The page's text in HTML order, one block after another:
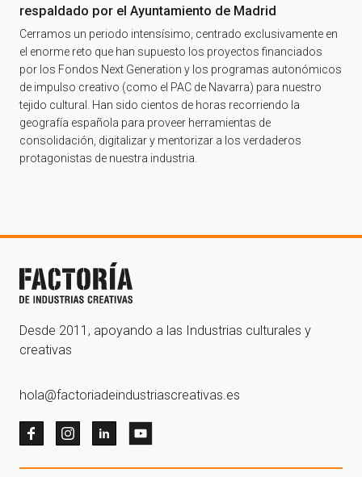
respaldado por el Ayuntamiento de Madrid
Cerramos un periodo intensísimo, centrado exclusivamente en
el enorme reto que han supuesto los proyectos financiados
por los Fondos Next Generation y los programas autonómicos
de impulso creativo (como el PAC de Navarra) para nuestro
tejido cultural. Han sido cientos de horas recorriendo la
geografía española para proveer herramientas de
consolidación, digitalizar y mentorizar a los verdaderos
protagonistas de nuestra industria.
Desde 2011, apoyando a las Industrias culturales y
creativas
hola@factoriadeindustriascreativas.es